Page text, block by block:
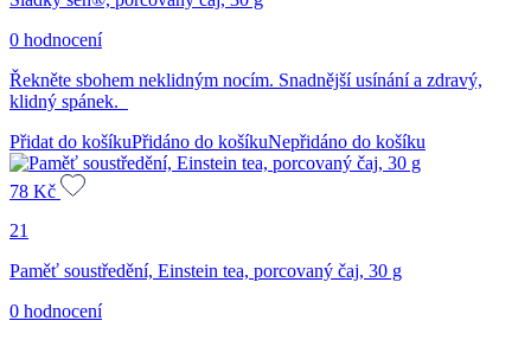
0 hodnocení
Řekněte sbohem neklidným nocím. Snadnější usínání a zdravý,
klidný spánek.
Přidat do košíkuPřidáno do košíkuNepřidáno do košíku
78 Kč
21
Paměť soustředění, Einstein tea, porcovaný čaj, 30 g
0 hodnocení